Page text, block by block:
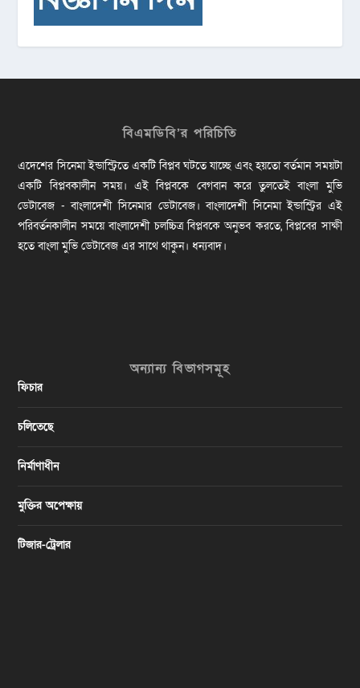
বিএমডিবি’র পরিচিতি
এদেশের সিনেমা ইন্ডাস্ট্রিতে একটি বিপ্লব ঘটতে যাচ্ছে এবং হয়তো বর্তমান সময়টা
একটি বিপ্লবকালীন সময়। এই বিপ্লবকে বেগবান করে তুলতেই বাংলা মুভি
ডেটাবেজ - বাংলাদেশী সিনেমার ডেটাবেজ। বাংলাদেশী সিনেমা ইন্ডাস্ট্রির এই
পরিবর্তনকালীন সময়ে বাংলাদেশী চলচ্চিত্র বিপ্লবকে অনুভব করতে, বিপ্লবের সাক্ষী
হতে বাংলা মুভি ডেটাবেজ এর সাথে থাকুন। ধন্যবাদ।
অন্যান্য বিভাগসমূহ
ফিচার
চলিতেছে
নির্মাণাধীন
মুক্তির অপেক্ষায়
টিজার-ট্রেলার